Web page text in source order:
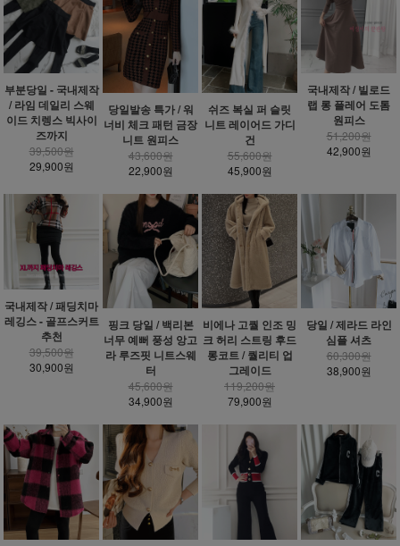
부분당일 - 국내제작
/ 라임 데일리 스웨
이드 치렝스 빅사이
즈까지
39,500원
29,900원
당일발송 특가 / 워
너비 체크 패턴 금장
니트 원피스
43,600원
22,900원
쉬즈 복실 퍼 슬릿
니트 레이어드 가디
건
55,600원
45,900원
국내제작 / 빌로드
랩 롱 플레어 도톰
원피스
51,200원
42,900원
국내제작 / 패딩치마
레깅스 - 골프스커트
추천
39,500원
30,900원
핑크 당일 / 백리본
너무 예뻐 풍성 앙고
라 루즈핏 니트스웨
터
45,600원
34,900원
비에나 고퀄 인조 밍
크 허리 스트링 후드
롱코트 / 퀄리티 업
그레이드
119,200원
79,900원
당일 / 제라드 라인
심플 셔츠
60,300원
38,900원